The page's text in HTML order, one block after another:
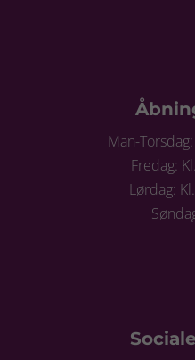
Man-
Fredag:
Lørdag: